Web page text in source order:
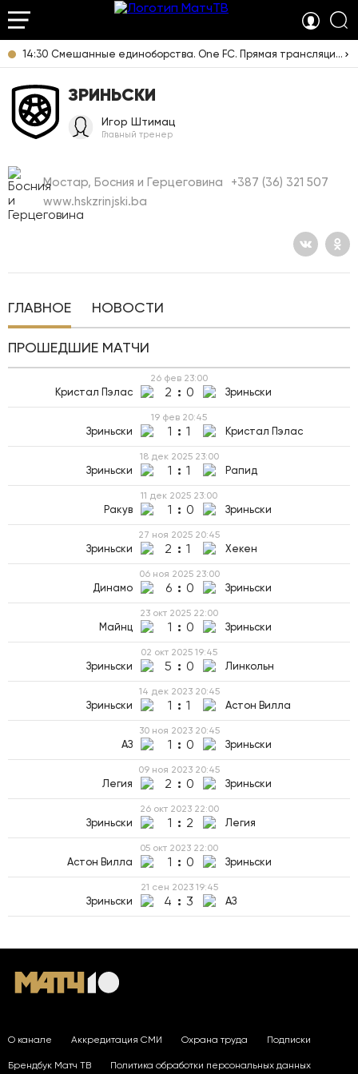
14:30 Смешанные единоборства. One FC. Прямая трансляция из Таиланда
ЗРИНЬСКИ
Игор Штимац
Главный тренер
Мостар, Босния и Герцеговина
+387 (36) 321 507
www.hskzrinjski.ba
ГЛАВНОЕ НОВОСТИ
ПРОШЕДШИЕ МАТЧИ
26 фев 23:00
Кристал Пэлас 2 : 0 Зриньски
19 фев 20:45
Зриньски 1 : 1 Кристал Пэлас
18 дек 2025 23:00
Зриньски 1 : 1 Рапид
11 дек 2025 23:00
Ракув 1 : 0 Зриньски
27 ноя 2025 20:45
Зриньски 2 : 1 Хекен
06 ноя 2025 23:00
Динамо 6 : 0 Зриньски
23 окт 2025 22:00
Майнц 1 : 0 Зриньски
02 окт 2025 19:45
Зриньски 5 : 0 Линкольн
14 дек 2023 20:45
Зриньски 1 : 1 Астон Вилла
30 ноя 2023 20:45
АЗ 1 : 0 Зриньски
09 ноя 2023 20:45
Легия 2 : 0 Зриньски
26 окт 2023 22:00
Зриньски 1 : 2 Легия
05 окт 2023 22:00
Астон Вилла 1 : 0 Зриньски
21 сен 2023 19:45
Зриньски 4 : 3 АЗ
О канале Аккредитация СМИ Охрана труда Подписки
Брендбук Матч ТВ Политика обработки персональных данных